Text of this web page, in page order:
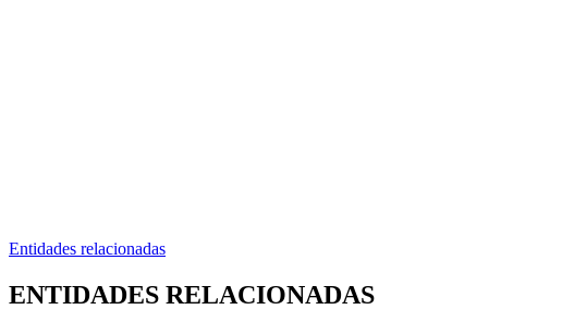
Entidades relacionadas
ENTIDADES RELACIONADAS